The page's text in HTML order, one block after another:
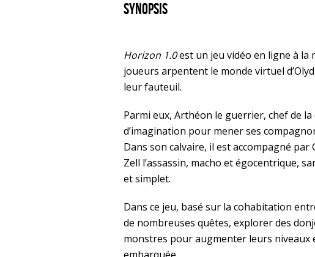
Synopsis
Horizon 1.0est un jeu vidéo en ligne à la
joueurs arpentent le monde virtuel
leur fauteuil.
Parmi eux, Arthéon le guerrier, chef de
d’imagination pour mener ses
Dans son calvaire, il est accompagné par
Zell l’assassin, macho et égocentrique,
et simplet.
Dans ce jeu, basé sur la cohabitation
de nombreuses quêtes, explorer des
monstres pour augmenter leurs